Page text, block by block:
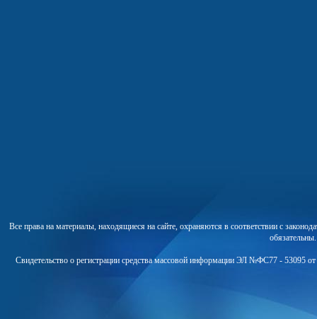
Все права на материалы, находящиеся на сайте, охраняются в соответствии с
Свидетельство о регистрации средства массовой информации ЭЛ №ФС77 - 53095